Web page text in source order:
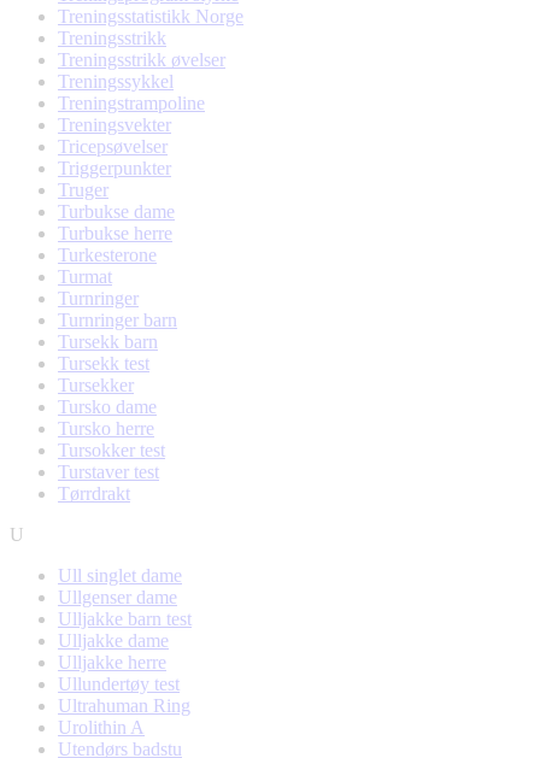
Treningsstatistikk Norge
Treningsstrikk
Treningsstrikk øvelser
Treningssykkel
Treningstrampoline
Treningsvekter
Tricepsøvelser
Triggerpunkter
Truger
Turbukse dame
Turbukse herre
Turkesterone
Turmat
Turnringer
Turnringer barn
Tursekk barn
Tursekk test
Tursekker
Tursko dame
Tursko herre
Tursokker test
Turstaver test
Tørrdrakt
U
Ull singlet dame
Ullgenser dame
Ulljakke barn test
Ulljakke dame
Ulljakke herre
Ullundertøy test
Ultrahuman Ring
Urolithin A
Utendørs badstu